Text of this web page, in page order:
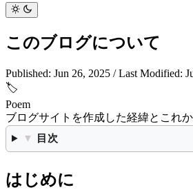
このブログについて
Published: Jun 26, 2025 / Last Modified:
🏷️
Poem
ブログサイトを作成した経緯とこれ
▼
目次
はじめに